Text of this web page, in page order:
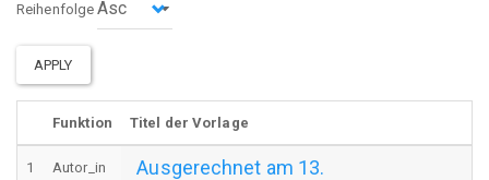
Reihenfolge
APPLY
Funktion Titel der Vorlage
1 Autor_in Ausgerechnet am 13.